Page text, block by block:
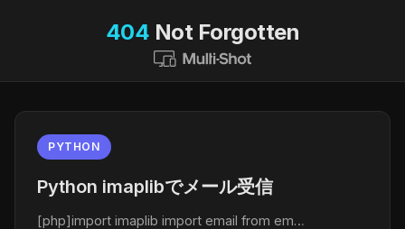
404 Not Forgotten
PYTHON
Python imaplibでメール受信
[php]import imaplib import email from em…